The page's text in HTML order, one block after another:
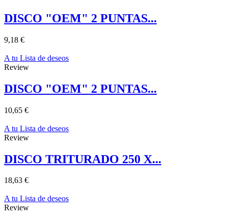
DISCO "OEM" 2 PUNTAS...
9,18 €
A tu Lista de deseos
Review
DISCO "OEM" 2 PUNTAS...
10,65 €
A tu Lista de deseos
Review
DISCO TRITURADO 250 X...
18,63 €
A tu Lista de deseos
Review